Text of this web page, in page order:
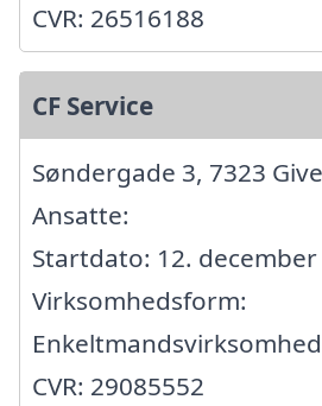
CVR: 26516188
CF Service
Søndergade 3, 7323 Give
Ansatte:
Startdato: 12. december
Virksomhedsform:
Enkeltmandsvirksomhed
CVR: 29085552